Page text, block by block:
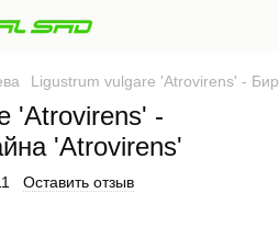
Ligustrum vulgare 'Atrovirens' -
'Atrovirens' -
'Atrovirens'
Оставить отзыв